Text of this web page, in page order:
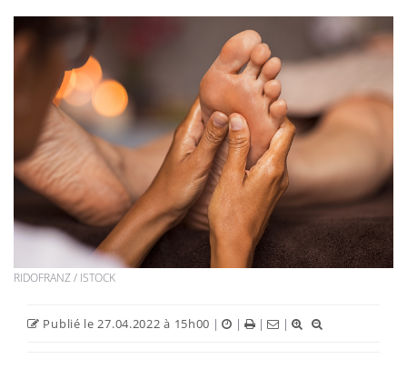
RIDOFRANZ / ISTOCK
Publié le 27.04.2022 à 15h00 | | | |